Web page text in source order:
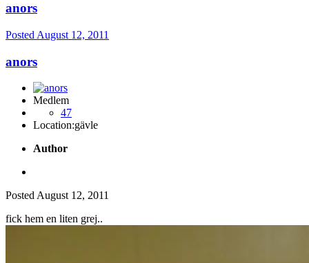
anors
Posted August 12, 2011
anors
Medlem
47
Location:gävle
Author
Posted August 12, 2011
fick hem en liten grej..